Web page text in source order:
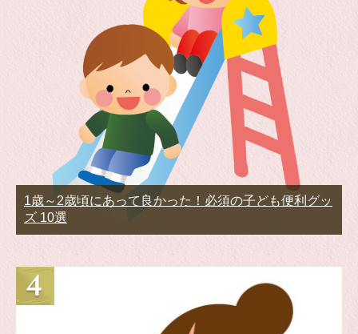
1歳～2歳頃にあって良かった！必須の子ども便利グッ
ズ 10選